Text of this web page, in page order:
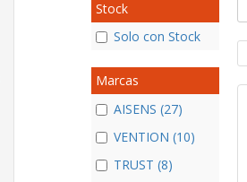
Stock
Solo con Stock
Marcas
AISENS (27)
VENTION (10)
TRUST (8)